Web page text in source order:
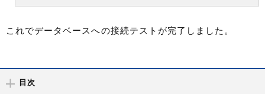
これでデータベースへの接続テストが完了しました。
目次